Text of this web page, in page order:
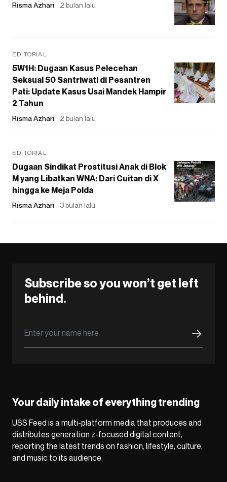
Risma Azhari 2 bulan lalu
EDITORIAL
5W1H: Dugaan Kasus Pelecehan
Seksual 50 Santriwati di Pesantren
Pati: Update Kasus Usai Mandek Hampir
2 Tahun
Risma Azhari 2 bulan lalu
EDITORIAL
Dugaan Sindikat Prostitusi Anak di Blok
M yang Libatkan WNA: Dari Cuitan di X
hingga ke Meja Polda
Risma Azhari 3 bulan lalu
Subscribe so you won’t get left
behind.
Your daily intake of everything trending
USS Feed is a multi-platform media that produces and
distributes generation z-focused digital content,
reporting the latest trends on fashion, lifestyle, culture,
and music to its audience.